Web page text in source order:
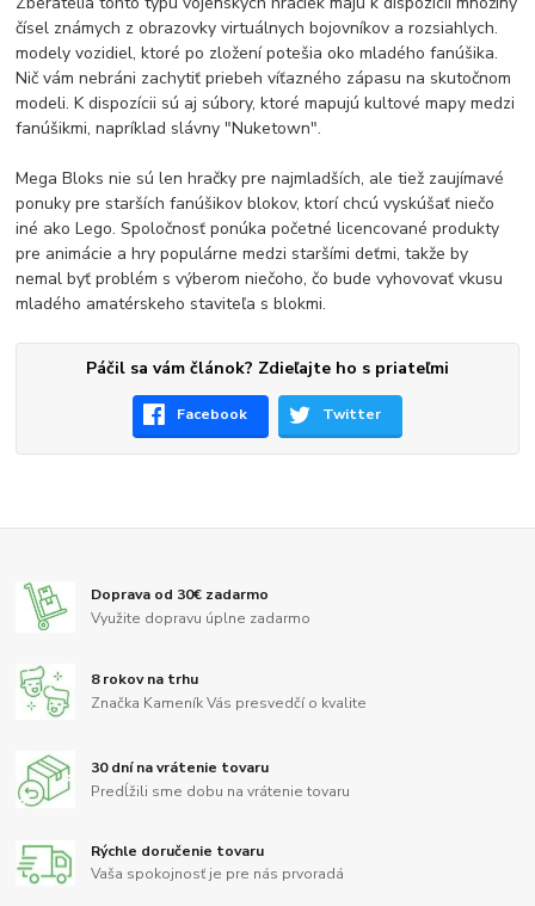
čísel známych z obrazovky virtuálnych bojovníkov a rozsiahlych.
modely vozidiel, ktoré po zložení potešia oko mladého fanúšika.
Nič vám nebráni zachytiť priebeh víťazného zápasu na skutočnom
modeli. K dispozícii sú aj súbory, ktoré mapujú kultové mapy medzi
fanúšikmi, napríklad slávny "Nuketown".
Mega Bloks nie sú len hračky pre najmladších, ale tiež zaujímavé
ponuky pre starších fanúšikov blokov, ktorí chcú vyskúšať niečo
iné ako Lego. Spoločnosť ponúka početné licencované produkty
pre animácie a hry populárne medzi staršími deťmi, takže by
nemal byť problém s výberom niečoho, čo bude vyhovovať vkusu
mladého amatérskeho staviteľa s blokmi.
Páčil sa vám článok? Zdieľajte ho s priateľmi
Facebook Twitter
Doprava od 30€ zadarmo
Využite dopravu úplne zadarmo
8 rokov na trhu
Značka Kameník Vás presvedčí o kvalite
30 dní na vrátenie tovaru
Predĺžili sme dobu na vrátenie tovaru
Rýchle doručenie tovaru
Vaša spokojnosť je pre nás prvoradá